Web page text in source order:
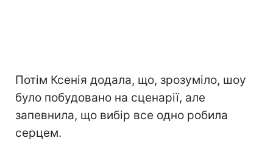
Потім Ксенія додала, що, зрозуміло, шоу
було побудовано на сценарії, але
запевнила, що вибір все одно робила
серцем.